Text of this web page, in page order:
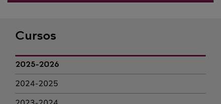
Cursos
2025-2026
2024-2025